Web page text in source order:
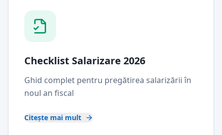
Checklist Salarizare 2026
Ghid complet pentru pregătirea salarizării în
noul an fiscal
Citește mai mult